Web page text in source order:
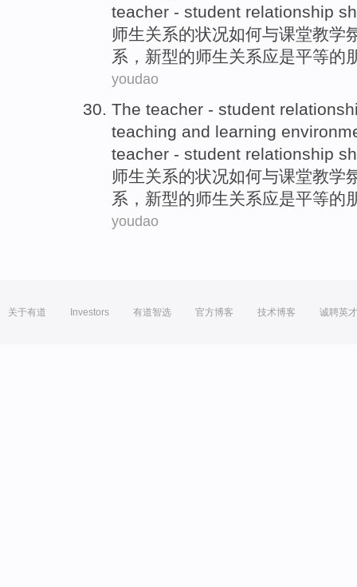
teacher - student relationship
师生关系的状况如何与课堂教学
系， 新型的师生关系应是平等的
youdao
The teacher - student
teaching and learning
teacher - student relationship
师生关系的状况如何与课堂教学
系， 新型的师生关系应是平等的
youdao
关于有道 Investors 有道智选 官方博客 技术博客 诚聘英才